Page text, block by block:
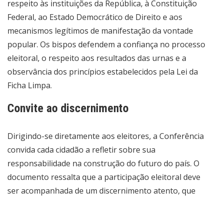
respeito às instituições da República, à Constituição
Federal, ao Estado Democrático de Direito e aos
mecanismos legítimos de manifestação da vontade
popular. Os bispos defendem a confiança no processo
eleitoral, o respeito aos resultados das urnas e a
observância dos princípios estabelecidos pela Lei da
Ficha Limpa.
Convite ao discernimento
Dirigindo-se diretamente aos eleitores, a Conferência
convida cada cidadão a refletir sobre sua
responsabilidade na construção do futuro do país. O
documento ressalta que a participação eleitoral deve
ser acompanhada de um discernimento atento, que